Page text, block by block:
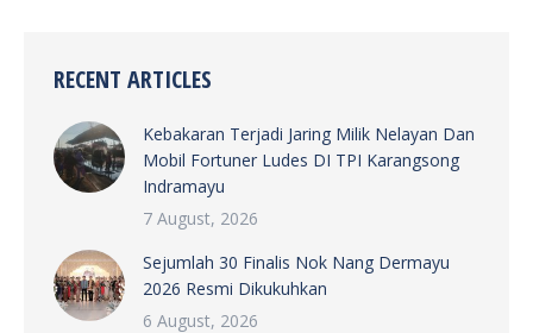
RECENT ARTICLES
Kebakaran Terjadi Jaring Milik Nelayan Dan
Mobil Fortuner Ludes DI TPI Karangsong
Indramayu
7 August, 2026
Sejumlah 30 Finalis Nok Nang Dermayu
2026 Resmi Dikukuhkan
6 August, 2026